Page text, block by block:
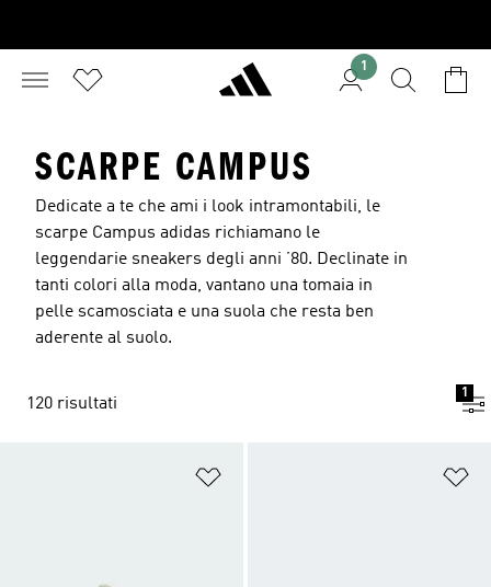
1
SCARPE CAMPUS
Dedicate a te che ami i look intramontabili, le
scarpe Campus adidas richiamano le
leggendarie sneakers degli anni ’80. Declinate in
tanti colori alla moda, vantano una tomaia in
pelle scamosciata e una suola che resta ben
aderente al suolo.
120 risultati
1
Aggiungi alla lista dei desideri